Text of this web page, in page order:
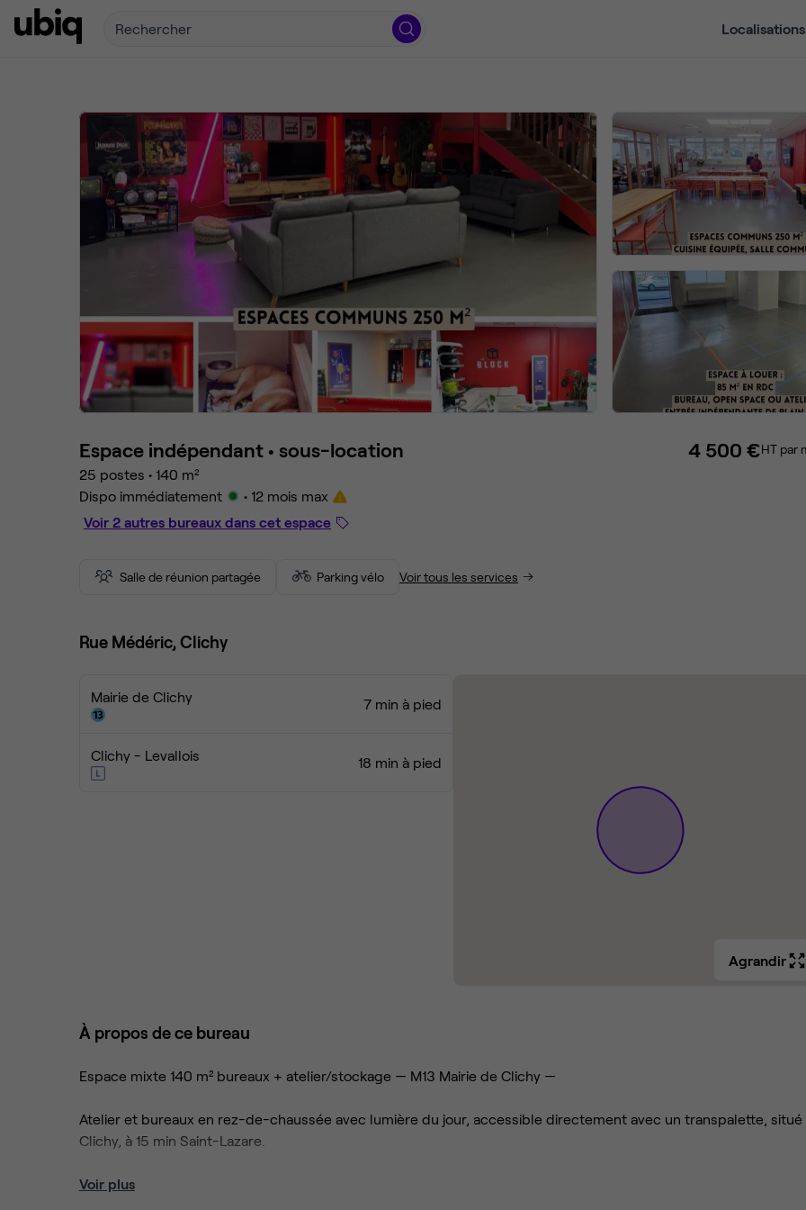
Rechercher Localisations
Espace indépendant • sous-location
25 postes • 140 m²
Dispo immédiatement
• 12 mois max
Voir 2 autres bureaux dans cet espace
4 500 €HT par
Salle de réunion partagée Parking vélo Voir tous les services
Rue Médéric, Clichy
Mairie de Clichy 7 min à pied
Clichy - Levallois 18 min à pied
Agrandir
À propos de ce bureau
Espace mixte 140 m² bureaux + atelier/stockage — M13 Mairie de Clichy —
Atelier et bureaux en rez-de-chaussée avec lumière du jour, accessible directement avec un transpalette, situé
Clichy, à 15 min Saint-Lazare.
Atelier/stockage : 85 m²
Voir plus